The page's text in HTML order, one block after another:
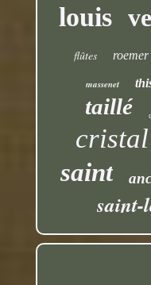
louis
flûtes roemer
massenet
taillé
cristal
saint
saint-